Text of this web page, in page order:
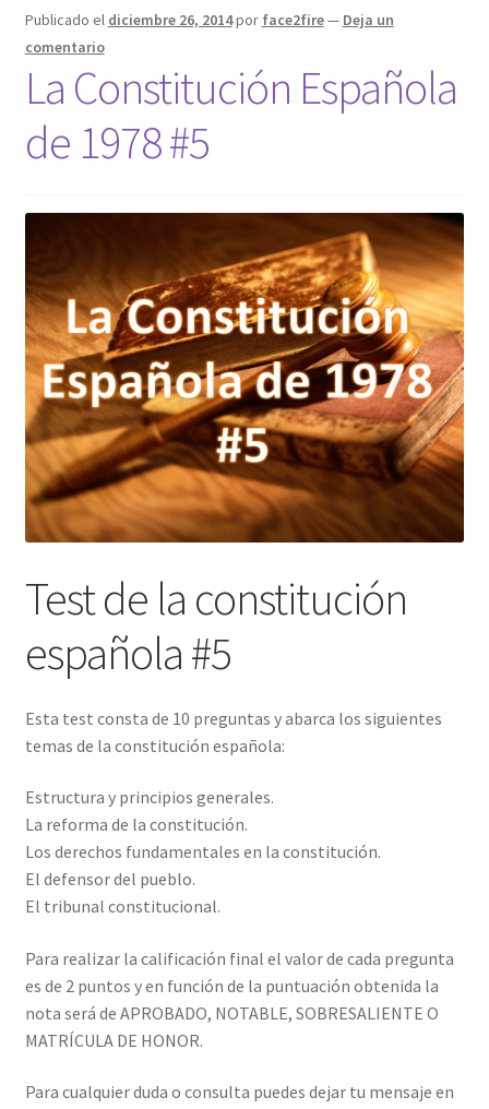
Publicado el diciembre 26, 2014por face2fire— Deja un
comentario
La Constitución Española
de 1978 #5
Test de la constitución
española #5
Esta test consta de 10 preguntas y abarca los siguientes
temas de la constitución española:
Estructura y principios generales.
La reforma de la constitución.
Los derechos fundamentales en la constitución.
El defensor del pueblo.
El tribunal constitucional.
Para realizar la calificación final el valor de cada pregunta
es de 2 puntos y en función de la puntuación obtenida la
nota será de APROBADO, NOTABLE, SOBRESALIENTE O
MATRÍCULA DE HONOR.
Para cualquier duda o consulta puedes dejar tu mensaje en